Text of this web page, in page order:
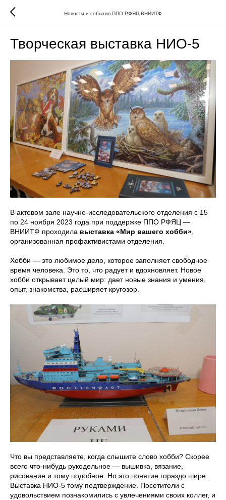
Новости и события ППО РФЯЦ-ВНИИТФ
Творческая выставка НИО-5
В актовом зале научно-исследовательского отделения с 15
по 24 ноября 2023 года при поддержке ППО РФЯЦ —
ВНИИТФ проходила выставка «Мир вашего хобби»
организованная профактивистами отделения.
Хобби — это любимое дело, которое заполняет свободное
время человека. Это то, что радует и вдохновляет. Новое
хобби открывает целый мир: дает новые знания и умения,
опыт, знакомства, расширяет кругозор.
Что вы представляете, когда слышите слово хобби? Скорее
всего что-нибудь рукодельное — вышивка, вязание,
рисование и тому подобное. Но это понятие гораздо шире.
Выставка НИО-5 тому подтверждение. Посетители с
удовольствием познакомились с увлечениями своих коллег, и